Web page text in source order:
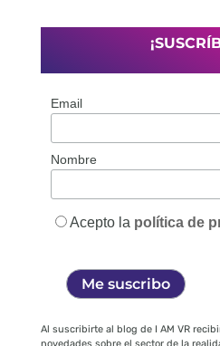
Email
Nombre
Acepto la política de
Al suscribirte al blog de I AM VR